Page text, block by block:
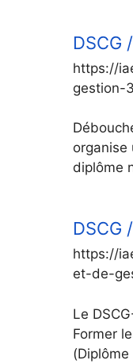
DSCG
https://
gestion-3
organise
diplôme
DSCG
https://
et-de-
Le
Former